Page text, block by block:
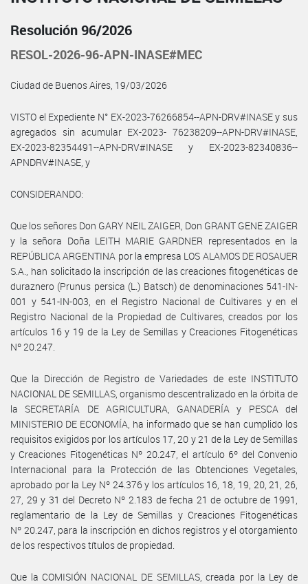
Resolución 96/2026
RESOL-2026-96-APN-INASE#MEC
Ciudad de Buenos Aires, 19/03/2026
VISTO el Expediente N° EX-2023-76266854--APN-DRV#INASE y sus
agregados sin acumular EX-2023- 76238209--APN-DRV#INASE,
EX-2023-82354491--APN-DRV#INASE y EX-2023-82340836--
APNDRV#INASE, y
CONSIDERANDO:
Que los señores Don GARY NEIL ZAIGER, Don GRANT GENE ZAIGER
y la señora Doña LEITH MARIE GARDNER representados en la
REPÚBLICA ARGENTINA por la empresa LOS ALAMOS DE ROSAUER
S.A., han solicitado la inscripción de las creaciones fitogenéticas de
duraznero (Prunus persica (L.) Batsch) de denominaciones 541-IN-
001 y 541-IN-003, en el Registro Nacional de Cultivares y en el
Registro Nacional de la Propiedad de Cultivares, creados por los
artículos 16 y 19 de la Ley de Semillas y Creaciones Fitogenéticas
Nº 20.247.
Que la Dirección de Registro de Variedades de este INSTITUTO
NACIONAL DE SEMILLAS, organismo descentralizado en la órbita de
la SECRETARÍA DE AGRICULTURA, GANADERÍA y PESCA del
MINISTERIO DE ECONOMÍA, ha informado que se han cumplido los
requisitos exigidos por los artículos 17, 20 y 21 de la Ley de Semillas
y Creaciones Fitogenéticas Nº 20.247, el artículo 6º del Convenio
Internacional para la Protección de las Obtenciones Vegetales,
aprobado por la Ley Nº 24.376 y los artículos 16, 18, 19, 20, 21, 26,
27, 29 y 31 del Decreto Nº 2.183 de fecha 21 de octubre de 1991,
reglamentario de la Ley de Semillas y Creaciones Fitogenéticas
Nº 20.247, para la inscripción en dichos registros y el otorgamiento
de los respectivos títulos de propiedad.
Que la COMISIÓN NACIONAL DE SEMILLAS, creada por la Ley de